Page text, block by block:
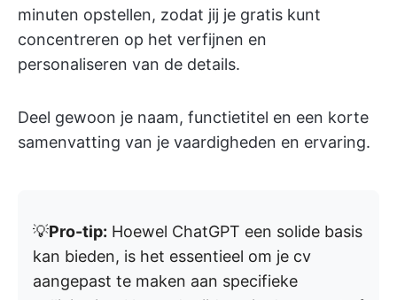
minuten opstellen, zodat jij je gratis kunt
concentreren op het verfijnen en
personaliseren van de details.
Deel gewoon je naam, functietitel en een korte
samenvatting van je vaardigheden en ervaring.
💡Pro-tip: Hoewel ChatGPT een solide basis
kan bieden, is het essentieel om je cv
aangepast te maken aan specifieke